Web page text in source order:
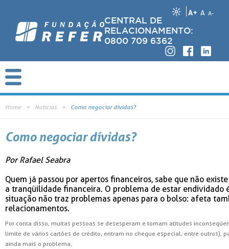
A+ A A-
CENTRAL DE
RELACIONAMENTO:
0800 709 6362
Home Notícias Como negociar dívidas?
Como negociar dívidas?
Por Rafael Seabra
Quem já passou por apertos financeiros, sabe que não
a tranqüilidade financeira. O problema de estar endividado
situação não traz problemas apenas para o bolso: afeta
relacionamentos.
Por conta disso, muitas pessoas se desesperam e tomam atitudes
limite de vários cartões de crédito, entram no cheque especial, entre outros),
ainda mais o problema.